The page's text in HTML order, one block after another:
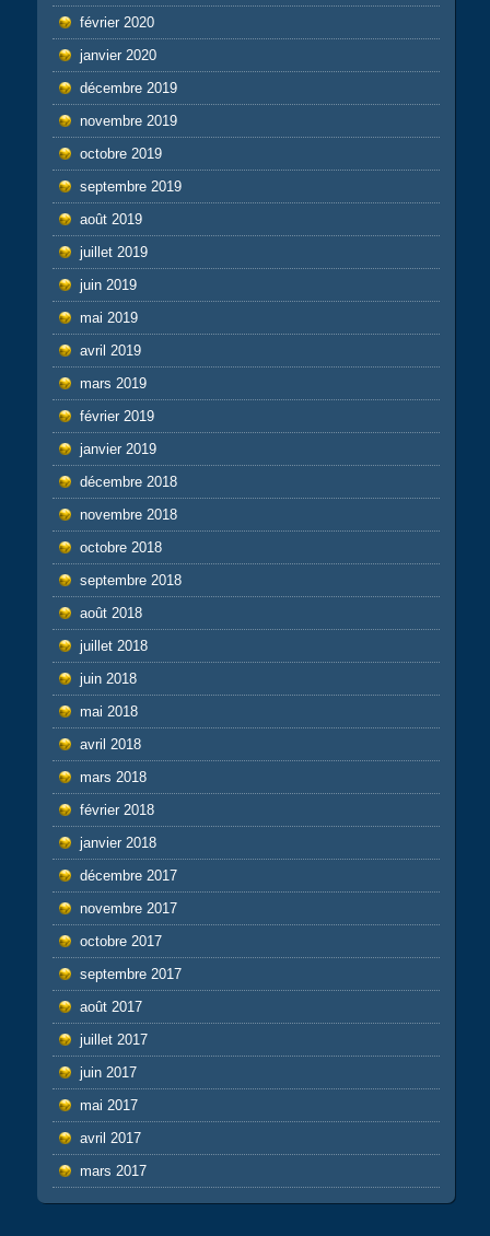
février 2020
janvier 2020
décembre 2019
novembre 2019
octobre 2019
septembre 2019
août 2019
juillet 2019
juin 2019
mai 2019
avril 2019
mars 2019
février 2019
janvier 2019
décembre 2018
novembre 2018
octobre 2018
septembre 2018
août 2018
juillet 2018
juin 2018
mai 2018
avril 2018
mars 2018
février 2018
janvier 2018
décembre 2017
novembre 2017
octobre 2017
septembre 2017
août 2017
juillet 2017
juin 2017
mai 2017
avril 2017
mars 2017